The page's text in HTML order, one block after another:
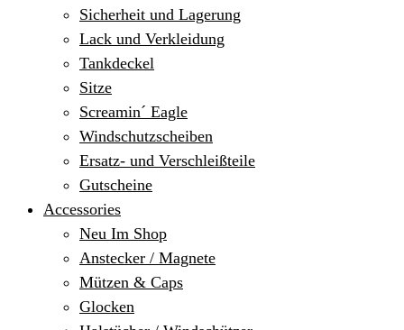
Sicherheit und Lagerung
Lack und Verkleidung
Tankdeckel
Sitze
Screamin´ Eagle
Windschutzscheiben
Ersatz- und Verschleißteile
Gutscheine
Accessories
Neu Im Shop
Anstecker / Magnete
Mützen & Caps
Glocken